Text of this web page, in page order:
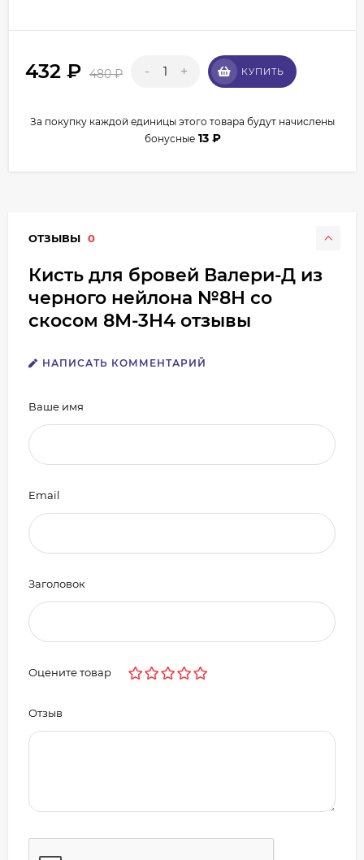
432 ₽ 480₽ - + КУПИТЬ
За покупку каждой единицы этого товара будут начислены
бонусные 13 ₽
ОТЗЫВЫ 0
Кисть для бровей Валери-Д из
черного нейлона №8Н со
скосом 8М-3Н4 отзывы
НАПИСАТЬ КОММЕНТАРИЙ
Ваше имя
Email
Заголовок
Оцените товар
Отзыв